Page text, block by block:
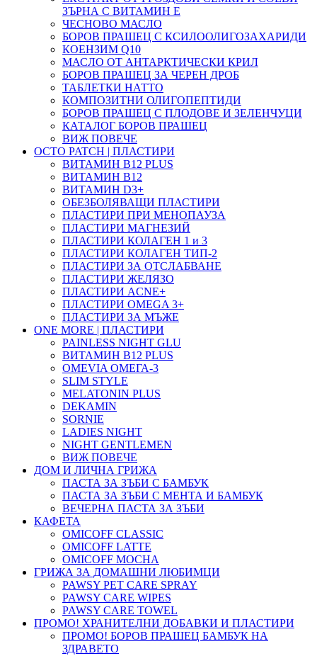
ЗЪРНА С ВИТАМИН Е
ЧЕСНОВО МАСЛО
БОРОВ ПРАШЕЦ С КСИЛООЛИГОЗАХАРИДИ
КОЕНЗИМ Q10
МАСЛО ОТ АНТАРКТИЧЕСКИ КРИЛ
БОРОВ ПРАШЕЦ ЗА ЧЕРЕН ДРОБ
ТАБЛЕТКИ НАТТО
КОМПОЗИТНИ ОЛИГОПЕПТИДИ
БОРОВ ПРАШЕЦ С ПЛОДОВЕ И ЗЕЛЕНЧУЦИ
КАТАЛОГ БОРОВ ПРАШЕЦ
ВИЖ ПОВЕЧЕ
OCTO PATCH | ПЛАСТИРИ
ВИТАМИН B12 PLUS
ВИТАМИН B12
ВИТАМИН D3+
ОБЕЗБОЛЯВАЩИ ПЛАСТИРИ
ПЛАСТИРИ ПРИ МЕНОПАУЗА
ПЛАСТИРИ МАГНЕЗИЙ
ПЛАСТИРИ КОЛАГЕН 1 и 3
ПЛАСТИРИ КОЛАГЕН ТИП-2
ПЛАСТИРИ ЗА ОТСЛАБВАНЕ
ПЛАСТИРИ ЖЕЛЯЗО
ПЛАСТИРИ ACNE+
ПЛАСТИРИ OMEGA 3+
ПЛАСТИРИ ЗА МЪЖЕ
ONE MORE | ПЛАСТИРИ
PAINLESS NIGHT GLU
ВИТАМИН B12 PLUS
ОMEVIA ОМЕГА-3
SLIM STYLE
MELATONIN PLUS
DEKAMIN
SORNIE
LADIES NIGHT
NIGHT GENTLEMEN
ВИЖ ПОВЕЧЕ
ДОМ И ЛИЧНА ГРИЖА
ПАСТА ЗА ЗЪБИ С БАМБУК
ПАСТА ЗА ЗЪБИ С МЕНТА И БАМБУК
ВЕЧЕРНА ПАСТА ЗА ЗЪБИ
КАФЕТА
OMICOFF CLASSIC
OMICOFF LATTE
OMICOFF MOCHA
ГРИЖА ЗА ДОМАШНИ ЛЮБИМЦИ
PAWSY PET CARE SPRAY
PAWSY CARE WIPES
PAWSY CARE TOWEL
ПРОМО! ХРАНИТЕЛНИ ДОБАВКИ И ПЛАСТИРИ
ПРОМО! БОРОВ ПРАШЕЦ БАМБУК НА
ЗДРАВЕТО